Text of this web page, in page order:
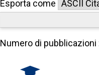
Esporta come
Numero di pubblicazioni